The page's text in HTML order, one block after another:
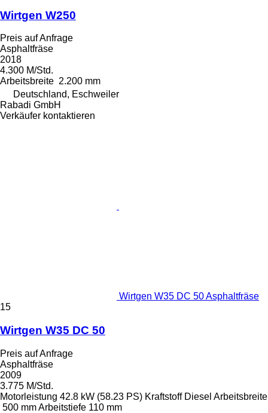
Wirtgen W250
Preis auf Anfrage
Asphaltfräse
2018
4.300 M/Std.
Arbeitsbreite 2.200 mm
Deutschland, Eschweiler
Rabadi GmbH
Verkäufer kontaktieren
Wirtgen W35 DC 50 Asphaltfräse
15
Wirtgen W35 DC 50
Preis auf Anfrage
Asphaltfräse
2009
3.775 M/Std.
Motorleistung 42.8 kW (58.23 PS) Kraftstoff Diesel Arbeitsbreite
500 mmArbeitstiefe 110 mm